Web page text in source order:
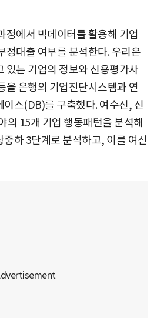
정에서 빅데이터를 활용해 기업
정대출 여부를 분석한다. 우리은
있는 기업의 정보와 신용평가사
을 은행의 기업진단시스템과 연
스(DB)를 구축했다. 여수신, 신
의 15개 기업 행동패턴을 분석해
하 3단계로 분석하고, 이를 여신